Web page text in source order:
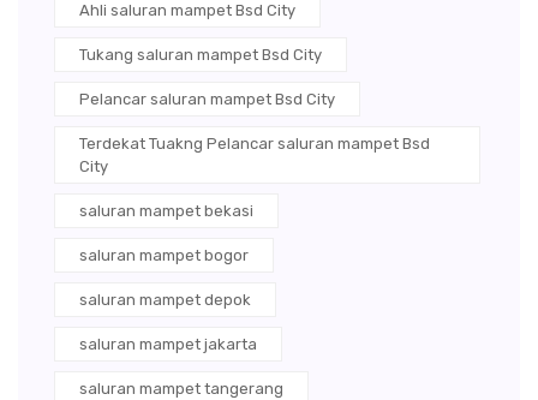
Ahli saluran mampet Bsd City
Tukang saluran mampet Bsd City
Pelancar saluran mampet Bsd City
Terdekat Tuakng Pelancar saluran mampet Bsd
City
saluran mampet bekasi
saluran mampet bogor
saluran mampet depok
saluran mampet jakarta
saluran mampet tangerang